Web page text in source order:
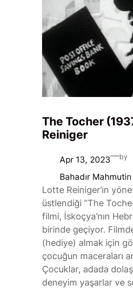
The Tocher
Reiniger
Apr 13, 2023—by
Bahadır Mahmutin
Lotte Reiniger’ın
üstlendiği “The
filmi, İskoçya’nın
birinde geçiyor.
(hediye) almak için
çocuğun maceraları
Çocuklar, adada
deneyim yaşarlar ve